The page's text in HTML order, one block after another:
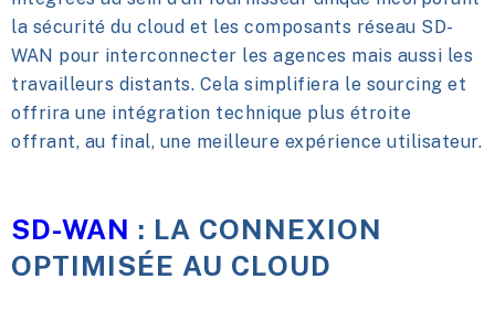
la sécurité du cloud et les composants réseau SD-
WAN pour interconnecter les agences mais aussi les
travailleurs distants. Cela simplifiera le sourcing et
offrira une intégration technique plus étroite
offrant, au final, une meilleure expérience utilisateur.
SD-WAN : LA CONNEXION
OPTIMISÉE AU CLOUD